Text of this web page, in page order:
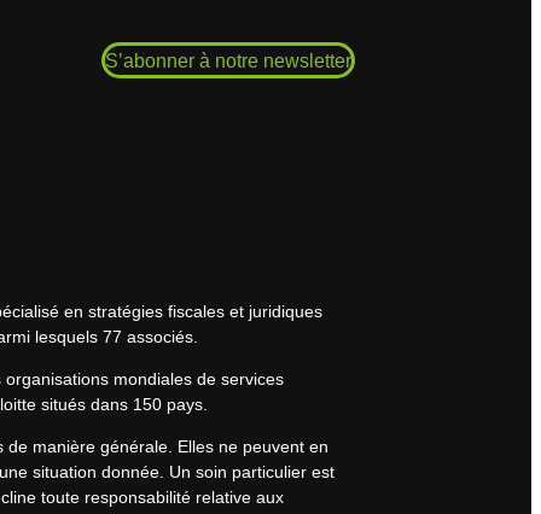
S’abonner à notre newsletter
en stratégies fiscales et juridiques
lesquels 77 associés.
mondiales de services
situés dans 150 pays.
manière générale. Elles ne peuvent en
situation donnée. Un soin particulier est
toute responsabilité relative aux